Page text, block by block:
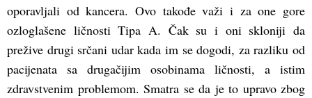
oporavljali od kancera. Ovo takođe važi i za one gore
ozloglašene ličnosti Tipa A. Čak su i oni skloniji da
prežive drugi srčani udar kada im se dogodi, za razliku od
pacijenata sa drugačijim osobinama ličnosti, a istim
zdravstvenim problemom. Smatra se da je to upravo zbog